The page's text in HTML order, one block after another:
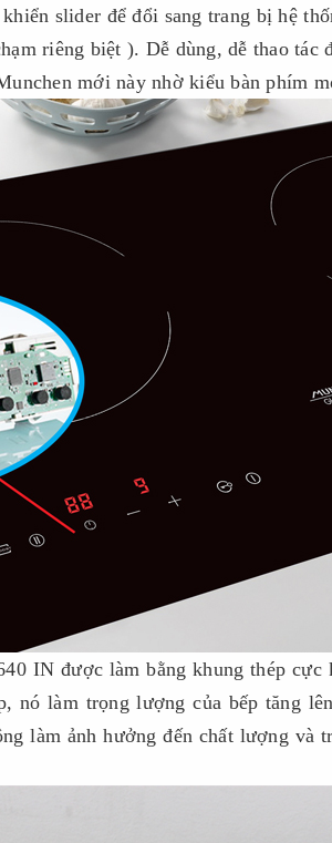
slider để đổi sang trang bị hệ
riêng biệt ). Dễ dùng, dễ thao tác
mới này nhờ kiểu bàn phím
IN được làm bằng khung thép cực
nó làm trọng lượng của bếp tăng
làm ảnh hưởng đến chất lượng và